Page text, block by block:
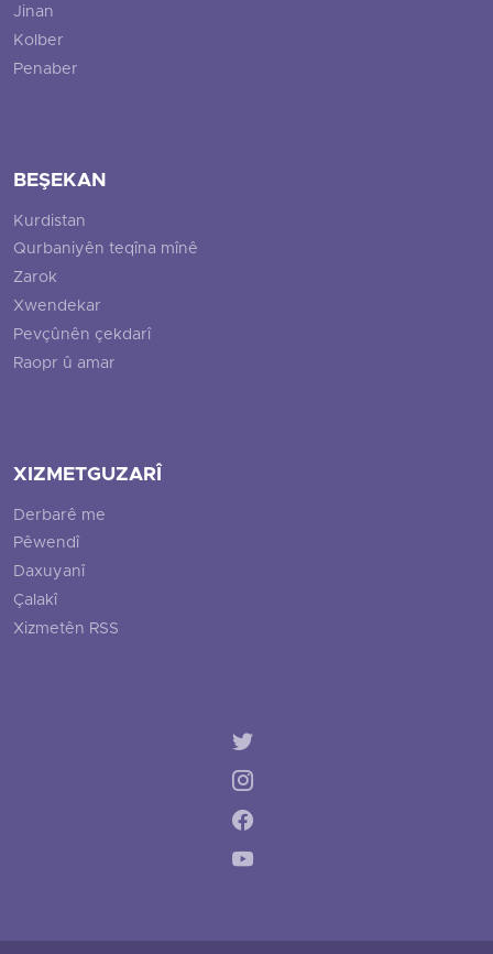
Jinan
Kolber
Penaber
BEŞEKAN
Kurdistan
Qurbaniyên teqîna mînê
Zarok
Xwendekar
Pevçûnên çekdarî
Raopr û amar
XIZMETGUZARÎ
Derbarê me
Pêwendî
Daxuyanî
Çalakî
Xizmetên RSS